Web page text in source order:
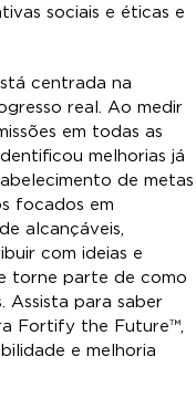
sociais e éticas e
centrada na
real. Ao medir
em todas as
melhorias já
de metas
focados em
alcançáveis,
com ideias e
torne parte de como
Assista para saber
Fortify the Future™,
e melhoria